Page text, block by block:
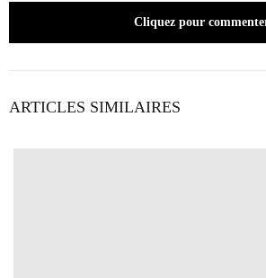
Cliquez pour
ARTICLES SIMILAIRES